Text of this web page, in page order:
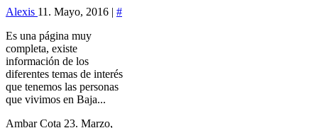
Alexis 11. Mayo, 2016 | #
Es una página muy
completa, existe
información de los
diferentes temas de interés
que tenemos las personas
que vivimos en Baja...
Ambar Cota 23. Marzo,